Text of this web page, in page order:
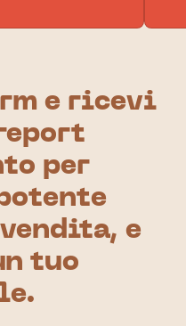
e ricevi
per
e
tuo